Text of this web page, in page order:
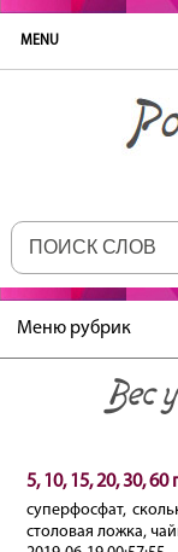
MENU
Меню рубрик
Вес
5, 10, 15, 20, 30,
суперфосфат,
столовая ложка,